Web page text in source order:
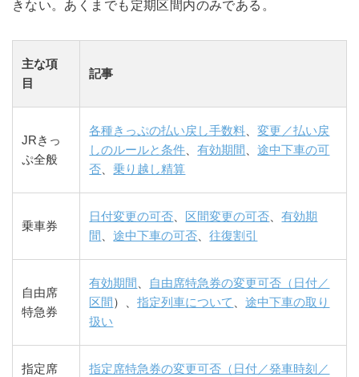
きない。あくまでも定期区間内のみである。
主な項
目
記事
JRきっ
ぷ全般
各種きっぷの払い戻し手数料 、変更／払い戻
しのルールと条件 、有効期間 、途中下車の可
否 、乗り越し精算
乗車券
日付変更の可否 区間変更の可否 、有効期
間
、途中下車の可否 、往復割引
自由席
特急券
有効期間
自由席特急券の変更可否（日付／
区間 ）、指定列車について 、途中下車の取り
扱い
指定席
指定席特急券の変更可否（日付／発車時刻／